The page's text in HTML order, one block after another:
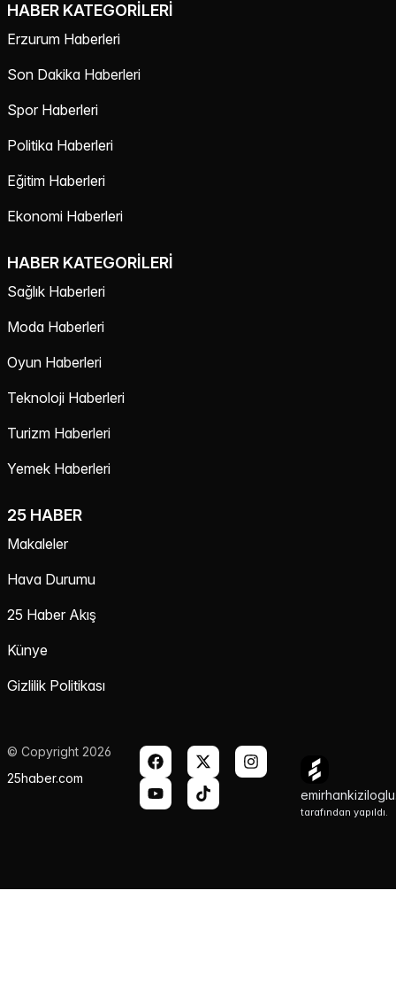
HABER KATEGORILERI
Erzurum Haberleri
Son Dakika Haberleri
Spor Haberleri
Politika Haberleri
Eğitim Haberleri
Ekonomi Haberleri
HABER KATEGORILERI
Sağlık Haberleri
Moda Haberleri
Oyun Haberleri
Teknoloji Haberleri
Turizm Haberleri
Yemek Haberleri
25 HABER
Makaleler
Hava Durumu
25 Haber Akış
Künye
Gizlilik Politikası
© Copyright 2026
25haber.com
tarafından yapıldı.